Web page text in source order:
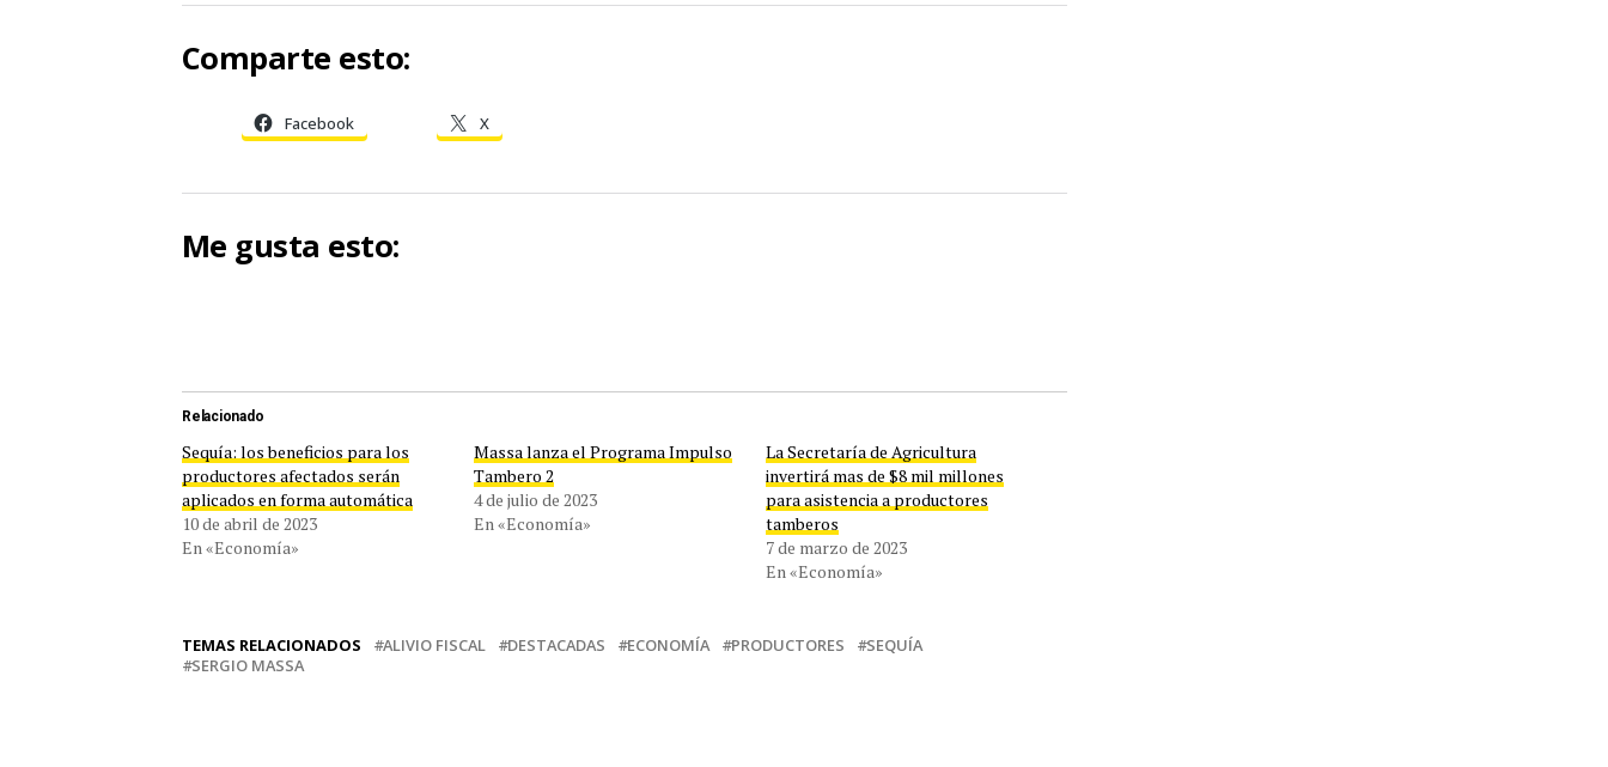
Comparte esto:
Facebook X
Me gusta esto:
Relacionado
Sequía: los beneficios para los
productores afectados serán
aplicados en forma automática
10 de abril de 2023
En «Economía»
Massa lanza el Programa Impulso
Tambero 2
4 de julio de 2023
En «Economía»
La Secretaría de Agricultura
invertirá mas de $8 mil millones
para asistencia a productores
tamberos
7 de marzo de 2023
En «Economía»
TEMAS RELACIONADOS ALIVIO FISCAL DESTACADAS ECONOMÍA PRODUCTORES
SEQUÍA
SERGIO MASSA